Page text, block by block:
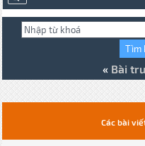
« Bài
Các bài